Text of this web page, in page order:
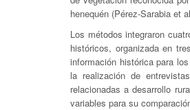
henequén (Pérez-Sarabia et
Los métodos integraron
históricos, organizada en
información histórica para
la realización de
relacionadas a desarrollo
variables para su